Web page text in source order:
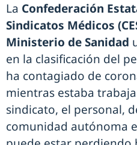
La Confederación
Sindicatos Médicos
Ministerio de Sanidad
en la clasificación del
ha contagiado de
mientras estaba
sindicato, el personal,
comunidad autónoma